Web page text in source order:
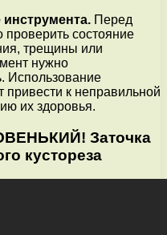
Перед
состояние
трещины или
нужно
Использование
привести к неправильной
их здоровья.
Заточка
кустореза